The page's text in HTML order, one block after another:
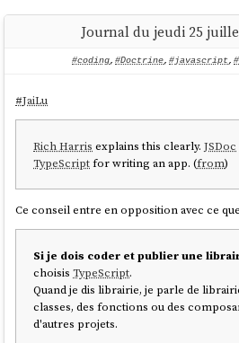
Journal du jeudi 25
#coding, #Doctrine, #javascript,
#JaiLu
Rich Harris explains this clearly.JSDoc
TypeScriptfor writing an app. (from)
Ce conseil entre en opposition avec ce
Si je dois coder et publier une
choisisTypeScript.
Quand je dis librairie, je parle de
classes, des fonctions ou des
d'autres projets.